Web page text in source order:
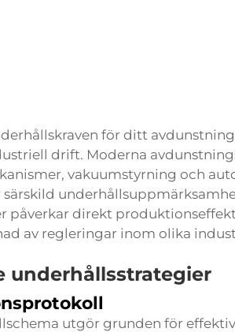
för ditt
drift. Moderna
vakuumstyrning och
påverkar direkt
av regleringar inom olika
underhållsstrategier
utgör grunden för